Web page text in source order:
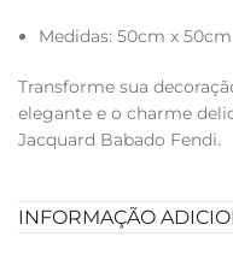
Medidas: 50cm x 50cm
Transforme sua
elegante e o charme
Jacquard Babado Fendi.
INFORMAÇÃO